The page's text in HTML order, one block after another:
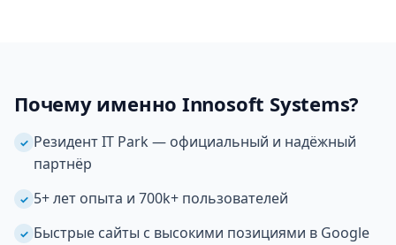
Почему именно Innosoft Systems?
✓ Резидент IT Park — официальный и надёжный
партнёр
✓ 5+ лет опыта и 700k+ пользователей
✓ Быстрые сайты с высокими позициями в Google